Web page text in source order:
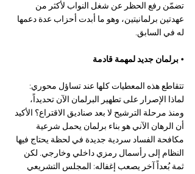
تضمّن رفع الحظر عن شغل النواب لأكثر من
عهدتين برلمانيتين، وهو ما أبدت أحزاب عدة دعمها
له في السابق.
• برلمان جديد لمهمة قادمة
تتقاطع هذه المعطيات كلها عند تساؤل محوري:
لماذا الإصرار على تطهير البرلمان الآن تحديداً،
ومنذ مرحلة الترشيح لا بعد صناديق الاقتراع؟ الأكيد
أن الرهان الآني هو بناء برلمان يحمل شرعية
مكافحة الفساد سردية جديدة في لحظة يحتاج فيها
النظام إلى رأسمال رمزي داخلي وخارجي. لكن
ثمة بُعداً آخر يصعب إغفاله: المجلس التشريعي